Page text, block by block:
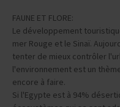
FAUNE ET FLORE:
Le développement
mer Rouge et le Sinaï.
tenter de mieux contrôler
l'environnement est un
encore à faire.
Si l'Egypte est à 94%